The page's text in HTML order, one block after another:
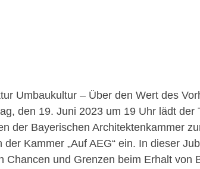
Umbaukultur – Über den Wert des
den 19. Juni 2023 um 19 Uhr lädt der
der Bayerischen Architektenkammer
Kammer „Auf AEG“ ein. In dieser
Chancen und Grenzen beim Erhalt von